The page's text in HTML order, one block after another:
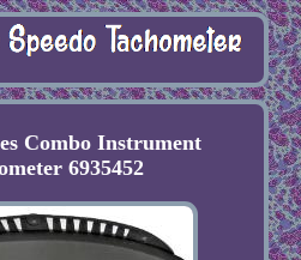
Combo Instrument
6935452